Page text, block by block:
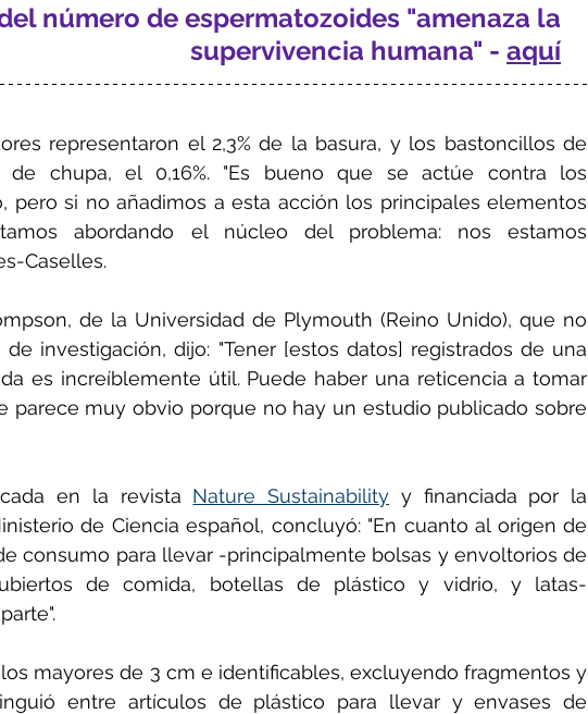
número de espermatozoides "amenaza la
supervivencia humana" - aquí
representaron el 2,3% de la basura, y los bastoncillos de
chupa, el 0,16%. "Es bueno que se actúe contra los
pero si no añadimos a esta acción los principales elementos
abordando el núcleo del problema: nos estamos
Caselles.
de la Universidad de Plymouth (Reino Unido), que no
investigación, dijo: "Tener [estos datos] registrados de una
es increíblemente útil. Puede haber una reticencia a tomar
parece muy obvio porque no hay un estudio publicado sobre
en la revista Nature Sustainability y financiada por la
de Ciencia español, concluyó: "En cuanto al origen de
consumo para llevar -principalmente bolsas y envoltorios de
de comida, botellas de plástico y vidrio, y latas-
mayores de 3 cm e identificables, excluyendo fragmentos y
entre artículos de plástico para llevar y envases de